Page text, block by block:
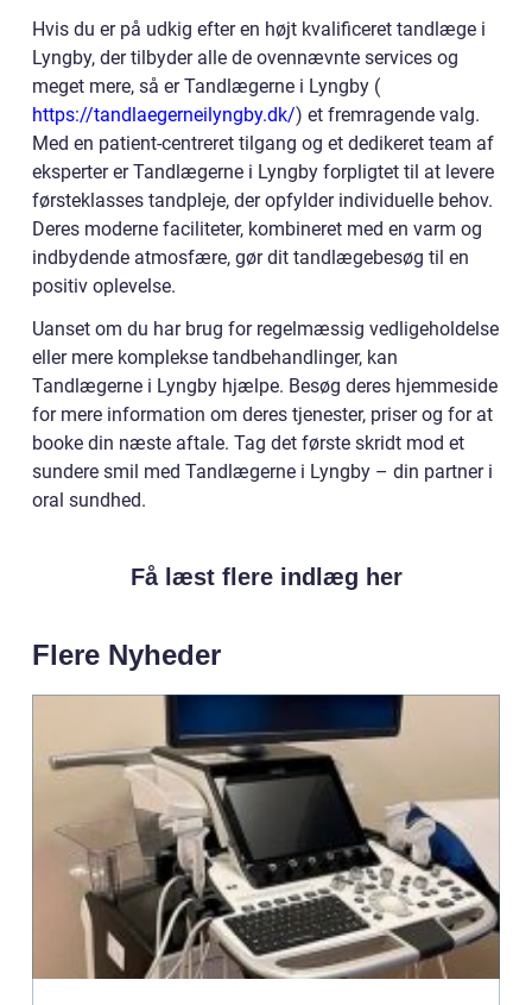
Hvis du er på udkig efter en højt kvalificeret tandlæge i
Lyngby, der tilbyder alle de ovennævnte services og
meget mere, så er Tandlægerne i Lyngby (
https://tandlaegerneilyngby.dk/) et fremragende valg.
Med en patient-centreret tilgang og et dedikeret team af
eksperter er Tandlægerne i Lyngby forpligtet til at levere
førsteklasses tandpleje, der opfylder individuelle behov.
Deres moderne faciliteter, kombineret med en varm og
indbydende atmosfære, gør dit tandlægebesøg til en
positiv oplevelse.
Uanset om du har brug for regelmæssig vedligeholdelse
eller mere komplekse tandbehandlinger, kan
Tandlægerne i Lyngby hjælpe. Besøg deres hjemmeside
for mere information om deres tjenester, priser og for at
booke din næste aftale. Tag det første skridt mod et
sundere smil med Tandlægerne i Lyngby – din partner i
oral sundhed.
Få læst flere indlæg her
Flere Nyheder